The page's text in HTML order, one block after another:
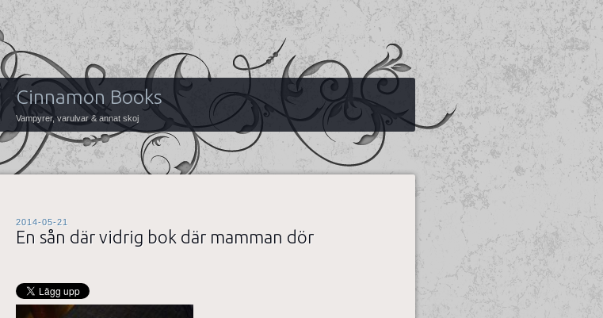
Cinnamon Books
Vampyrer, varulvar & annat skoj
2014-05-21
En sån där vidrig bok där mamman dör